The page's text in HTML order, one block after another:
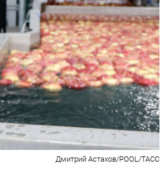
Дмитрий Астахов/POOL/ТАСС